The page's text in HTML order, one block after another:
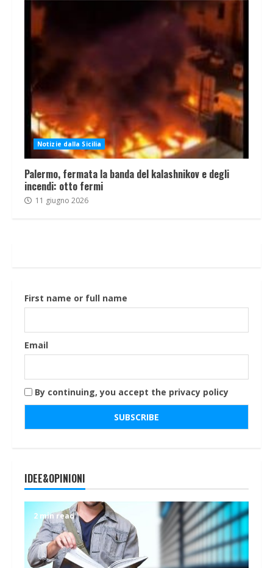
Notizie dalla Sicilia
Palermo, fermata la banda del kalashnikov e degli
incendi: otto fermi
11 giugno 2026
First name or full name
Email
By continuing, you accept the privacy policy
IDEE&OPINIONI
2 min read